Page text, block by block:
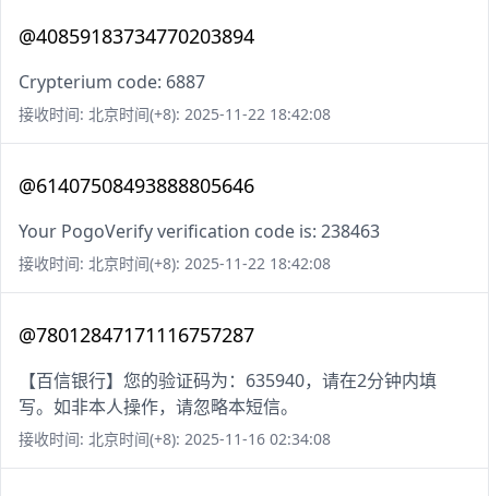
@40859183734770203894
Crypterium code: 6887
接收时间: 北京时间(+8): 2025-11-22 18:42:08
@61407508493888805646
Your PogoVerify verification code is: 238463
接收时间: 北京时间(+8): 2025-11-22 18:42:08
@78012847171116757287
【百信银行】您的验证码为：635940，请在2分钟内填
写。如非本人操作，请忽略本短信。
接收时间: 北京时间(+8): 2025-11-16 02:34:08